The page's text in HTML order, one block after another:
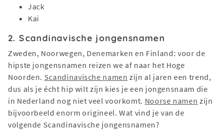
Jack
Kai
2. Scandinavische jongensnamen
Zweden, Noorwegen, Denemarken en Finland: voor de
hipste jongensnamen reizen we af naar het Hoge
Noorden. Scandinavische namen zijn al jaren een trend,
dus als je écht hip wilt zijn kies je een jongensnaam die
in Nederland nog niet veel voorkomt. Noorse namen zijn
bijvoorbeeld enorm origineel. Wat vind je van de
volgende Scandinavische jongensnamen?